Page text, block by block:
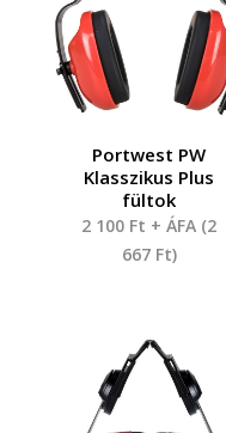
Portwest PW
Klasszikus Plus
fültok
2 100 Ft + ÁFA (2
667 Ft)